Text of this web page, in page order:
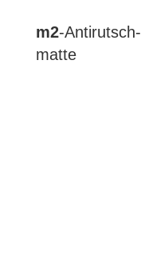
m2-Anti­rutsch­
matte